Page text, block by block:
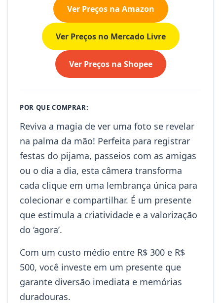
Ver Preços na Amazon
Ver Preços no Mercado Livre
Ver Preços na Shopee
POR QUE COMPRAR:
Reviva a magia de ver uma foto se revelar
na palma da mão! Perfeita para registrar
festas do pijama, passeios com as amigas
ou o dia a dia, esta câmera transforma
cada clique em uma lembrança única para
colecionar e compartilhar. É um presente
que estimula a criatividade e a valorização
do ‘agora’.
Com um custo médio entre R$ 300 e R$
500, você investe em um presente que
garante diversão imediata e memórias
duradouras.